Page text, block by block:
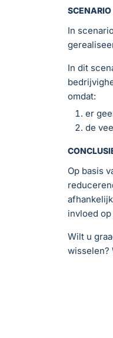
SCENARIO
In
In dit
omdat:
er
de
Op basis
invloed
Wilt u
wisselen?